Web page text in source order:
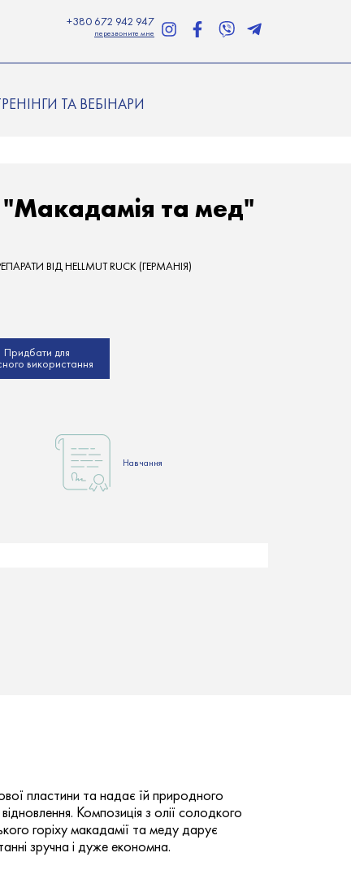
+380 672 942 947
перезвоните мне
ТА ВЕБІНАРИ
"Макадамія та мед"
ВІД HELLMUT RUCK (ГЕРМАНІЯ)
Придбати для
використання
Hавчання
пластини та надає їй природного
Композиція з олії солодкого
горіху макадамії та меду дарує
зручна і дуже економна.